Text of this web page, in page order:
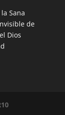
Sana
de
Dios